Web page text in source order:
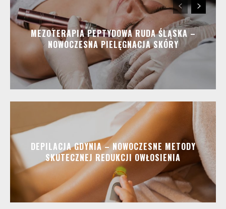
MEZOTERAPIA PEPTYDOWA RUDA ŚLĄSKA –
NOWOCZESNA PIELĘGNACJA SKÓRY
DEPILACJA GDYNIA – NOWOCZESNE METODY
SKUTECZNEJ REDUKCJI OWŁOSIENIA